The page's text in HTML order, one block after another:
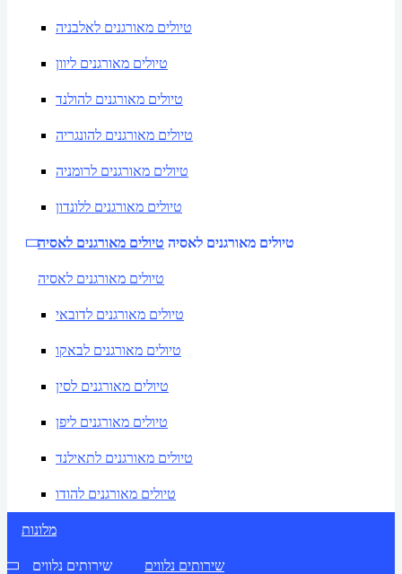
טיולים מאורגנים לאלבניה
טיולים מאורגנים ליוון
טיולים מאורגנים להולנד
טיולים מאורגנים להונגריה
טיולים מאורגנים לרומניה
טיולים מאורגנים ללונדון
טיולים מאורגנים לאסיה טיולים מאורגנים לאסיה
טיולים מאורגנים לאסיה
טיולים מאורגנים לדובאי
טיולים מאורגנים לבאקו
טיולים מאורגנים לסין
טיולים מאורגנים ליפן
טיולים מאורגנים לתאילנד
טיולים מאורגנים להודו
מלונות
שירותים נלווים שירותים נלווים